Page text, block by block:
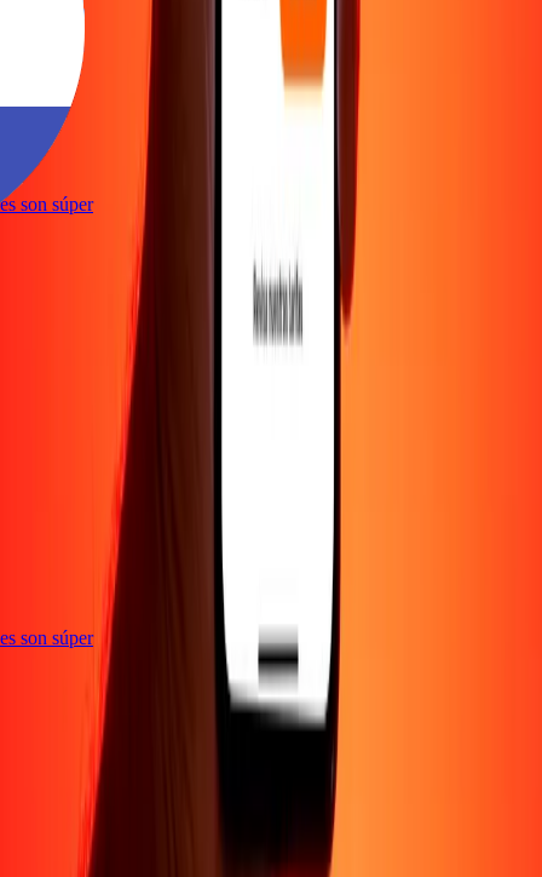
son súper
son súper
Blog Corporativo